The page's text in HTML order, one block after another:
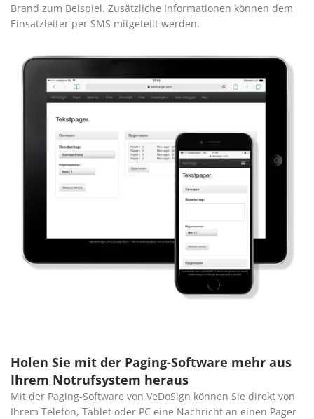
Brand zum Beispiel. Zusätzliche Informationen können dem
Einsatzleiter per SMS mitgeteilt werden.
Holen Sie mit der Paging-Software mehr aus
Ihrem Notrufsystem heraus
Mit der Paging-Software von VeDoSign können Sie direkt von
Ihrem Telefon, Tablet oder PC eine Nachricht an einen Pager